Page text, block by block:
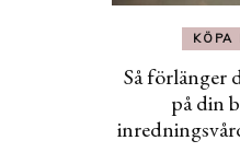
KÖPA
Så förlänger
på din